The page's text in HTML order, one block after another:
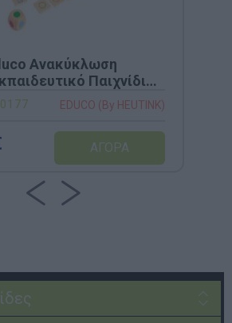
Ανακύκλωση
Παιχνίδι
EDUCO (By HEUTINK)